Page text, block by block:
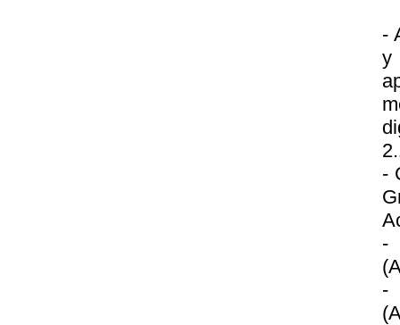
-
y
-
-
-